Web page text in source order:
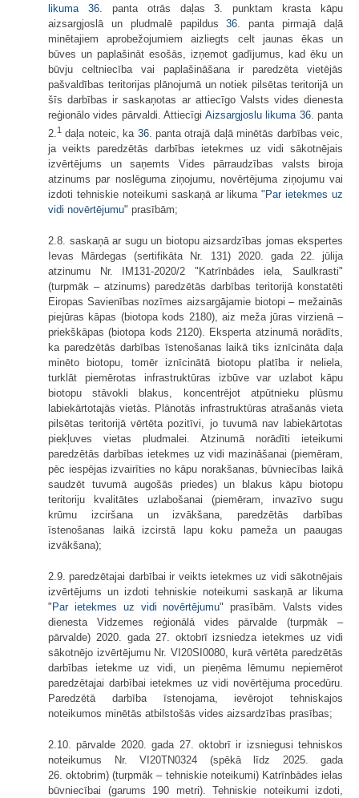
likuma 36.
panta otrās daļas 3. punktam krasta kāpu
aizsargjoslā un pludmalē papildus36.
panta pirmajā daļā
minētajiem aprobežojumiem aizliegts celt jaunas ēkas un
būves un paplašināt esošās, izņemot gadījumus, kad ēku un
būvju celtniecība vai paplašināšana ir paredzēta vietējās
pašvaldības teritorijas plānojumā un notiek pilsētas teritorijā un
šīs darbības ir saskaņotas ar attiecīgo Valsts vides dienesta
reģionālo vides pārvaldi. Attiecīgi Aizsargjoslu likuma 36. panta
2.1 daļa noteic, ka 36. panta otrajā daļā minētās darbības veic,
ja veikts paredzētās darbības ietekmes uz vidi sākotnējais
izvērtējums un saņemts Vides pārraudzības valsts biroja
atzinums par noslēguma ziņojumu, novērtējuma ziņojumu vai
izdoti tehniskie noteikumi saskaņā ar likuma " Par ietekmes uz
vidi novērtējumu" prasībām;
2.8. saskaņā ar sugu un biotopu aizsardzības jomas ekspertes
Ievas Mārdegas (sertifikāta Nr. 131) 2020. gada 22. jūlija
atzinumu Nr. IM131-2020/2 "Katrīnbādes iela, Saulkrasti"
(turpmāk – atzinums) paredzētās darbības teritorijā konstatēti
Eiropas Savienības nozīmes aizsargājamie biotopi – mežainās
piejūras kāpas (biotopa kods 2180), aiz meža jūras virzienā –
priekškāpas (biotopa kods 2120). Eksperta atzinumā norādīts,
ka paredzētās darbības īstenošanas laikā tiks iznīcināta daļa
minēto biotopu, tomēr iznīcinātā biotopu platība ir neliela,
turklāt piemērotas infrastruktūras izbūve var uzlabot kāpu
biotopu stāvokli blakus, koncentrējot atpūtnieku plūsmu
labiekārtotajās vietās. Plānotās infrastruktūras atrašanās vieta
pilsētas teritorijā vērtēta pozitīvi, jo tuvumā nav labiekārtotas
piekļuves vietas pludmalei. Atzinumā norādīti ieteikumi
paredzētās darbības ietekmes uz vidi mazināšanai (piemēram,
pēc iespējas izvairīties no kāpu norakšanas, būvniecības laikā
saudzēt tuvumā augošās priedes) un blakus kāpu biotopu
teritoriju kvalitātes uzlabošanai (piemēram, invazīvo sugu
krūmu izciršana un izvākšana, paredzētās darbības
īstenošanas laikā izcirstā lapu koku pameža un paaugas
izvākšana);
2.9. paredzētajai darbībai ir veikts ietekmes uz vidi sākotnējais
izvērtējums un izdoti tehniskie noteikumi saskaņā ar likuma
" Par ietekmes uz vidi novērtējumu" prasībām. Valsts vides
dienesta Vidzemes reģionālā vides pārvalde (turpmāk –
pārvalde) 2020. gada 27. oktobrī izsniedza ietekmes uz vidi
sākotnējo izvērtējumu Nr. VI20SI0080, kurā vērtēta paredzētās
darbības ietekme uz vidi, un pieņēma lēmumu nepiemērot
paredzētajai darbībai ietekmes uz vidi novērtējuma procedūru.
Paredzētā darbība īstenojama, ievērojot tehniskajos
noteikumos minētās atbilstošās vides aizsardzības prasības;
2.10. pārvalde 2020. gada 27. oktobrī ir izsniegusi tehniskos
noteikumus Nr. VI20TN0324 (spēkā līdz 2025. gada
26. oktobrim) (turpmāk – tehniskie noteikumi) Katrīnbādes ielas
būvniecībai (garums 190 metri). Tehniskie noteikumi izdoti,